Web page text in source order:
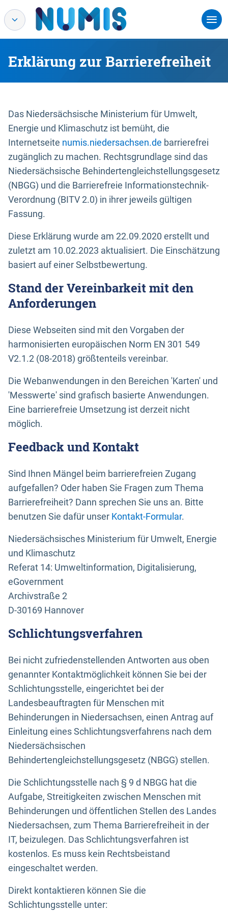
Erklärung zur Barrierefreiheit
Das Niedersächsische Ministerium für Umwelt,
Energie und Klimaschutz ist bemüht, die
Internetseite numis.niedersachsen.de barrierefrei
zugänglich zu machen. Rechtsgrundlage sind das
Niedersächsische Behindertengleichstellungsgesetz
(NBGG) und die Barrierefreie Informationstechnik-
Verordnung (BITV 2.0) in ihrer jeweils gültigen
Fassung.
Diese Erklärung wurde am 22.09.2020 erstellt und
zuletzt am 10.02.2023 aktualisiert. Die Einschätzung
basiert auf einer Selbstbewertung.
Stand der Vereinbarkeit mit den
Anforderungen
Diese Webseiten sind mit den Vorgaben der
harmonisierten europäischen Norm EN 301 549
V2.1.2 (08-2018) größtenteils vereinbar.
Die Webanwendungen in den Bereichen 'Karten' und
'Messwerte' sind grafisch basierte Anwendungen.
Eine barrierefreie Umsetzung ist derzeit nicht
möglich.
Feedback und Kontakt
Sind Ihnen Mängel beim barrierefreien Zugang
aufgefallen? Oder haben Sie Fragen zum Thema
Barrierefreiheit? Dann sprechen Sie uns an. Bitte
benutzen Sie dafür unser Kontakt-Formular.
Niedersächsisches Ministerium für Umwelt, Energie
und Klimaschutz
Referat 14: Umweltinformation, Digitalisierung,
eGovernment
Archivstraße 2
D-30169 Hannover
Schlichtungsverfahren
Bei nicht zufriedenstellenden Antworten aus oben
genannter Kontaktmöglichkeit können Sie bei der
Schlichtungsstelle, eingerichtet bei der
Landesbeauftragten für Menschen mit
Behinderungen in Niedersachsen, einen Antrag auf
Einleitung eines Schlichtungsverfahrens nach dem
Niedersächsischen
Behindertengleichstellungsgesetz (NBGG) stellen.
Die Schlichtungsstelle nach § 9 d NBGG hat die
Aufgabe, Streitigkeiten zwischen Menschen mit
Behinderungen und öffentlichen Stellen des Landes
Niedersachsen, zum Thema Barrierefreiheit in der
IT, beizulegen. Das Schlichtungsverfahren ist
kostenlos. Es muss kein Rechtsbeistand
eingeschaltet werden.
Direkt kontaktieren können Sie die
Schlichtungsstelle unter: